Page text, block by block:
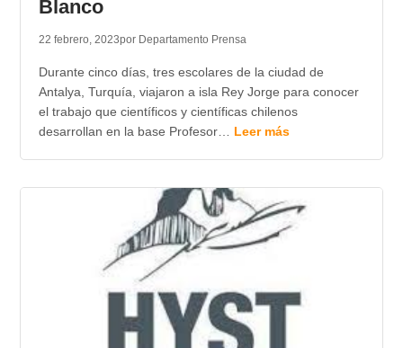
Blanco
22 febrero, 2023por Departamento Prensa
Durante cinco días, tres escolares de la ciudad de
Antalya, Turquía, viajaron a isla Rey Jorge para conocer
el trabajo que científicos y científicas chilenos
desarrollan en la base Profesor… Leer más